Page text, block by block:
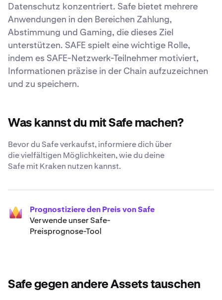
Datenschutz konzentriert. Safe bietet mehrere
Anwendungen in den Bereichen Zahlung,
Abstimmung und Gaming, die dieses Ziel
unterstützen. SAFE spielt eine wichtige Rolle,
indem es SAFE-Netzwerk-Teilnehmer motiviert,
Informationen präzise in der Chain aufzuzeichnen
und zu speichern.
Was kannst du mit Safe machen?
Bevor du Safe verkaufst, informiere dich über
die vielfältigen Möglichkeiten, wie du deine
Safe mit Kraken nutzen kannst.
Prognostiziere den Preis von Safe
Verwende unser Safe-
Preisprognose-Tool
Safe gegen andere Assets tauschen